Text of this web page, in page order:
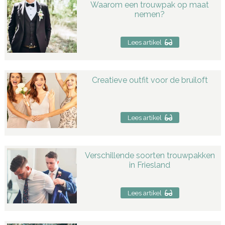
Waarom een trouwpak op maat
nemen?
Lees artikel
Creatieve outfit voor de bruiloft
Lees artikel
Verschillende soorten trouwpakken
in Friesland
Lees artikel